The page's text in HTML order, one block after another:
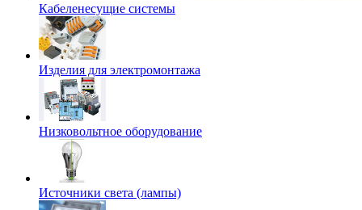
Кабеленесущие системы
Изделия для электромонтажа
Низковольтное оборудование
Источники света (лампы)